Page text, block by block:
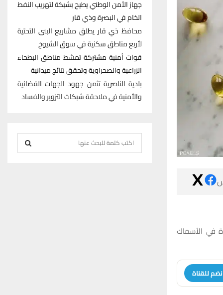
في الأسماك
للقناة
جهاز الأمن الوطني يطيح بشبكة لتهريب النفط
الخام في البصرة وذي قار
محافظ ذي قار يطلق مشاريع البنى التحتية
لأربع مناطق سكنية في سوق الشيوخ
قوات أمنية مشتركة تمشط مناطق البطحاء
الزراعية والصحراوية وتحقق نتائج ميدانية
بلدية الناصرية تثمن جهود الجهات القضائية
والأمنية في ملاحقة شبكات التزوير والفساد
e